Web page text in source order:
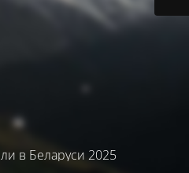
в Беларуси 2025